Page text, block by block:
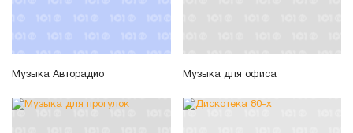
Музыка Авторадио Музыка для офиса